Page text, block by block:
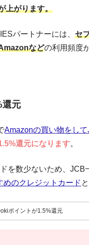
上がります。
パートナーには、 セ
などの利用頻度
元
Amazonの買い物をし
還元になります。
を数少ないため、JCB
めのクレジットカード
ポイントが1.5%還元